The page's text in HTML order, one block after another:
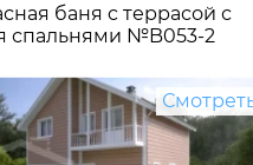
баня c террасой с
спальнями №B053-2